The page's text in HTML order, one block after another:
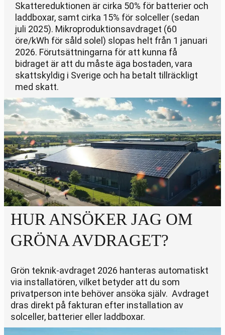
Skattereduktionen är cirka 50% för batterier och
laddboxar, samt cirka 15% för solceller (sedan
juli 2025). Mikroproduktionsavdraget (60
öre/kWh för såld solel) slopas helt från 1 januari
2026. Förutsättningarna för att kunna få
bidraget är att du måste äga bostaden, vara
skattskyldig i Sverige och ha betalt tillräckligt
med skatt.
HUR ANSÖKER JAG OM
GRÖNA AVDRAGET?
Grön teknik-avdraget 2026 hanteras automatiskt
via installatören, vilket betyder att du som
privatperson inte behöver ansöka själv. Avdraget
dras direkt på fakturan efter installation av
solceller, batterier eller laddboxar.